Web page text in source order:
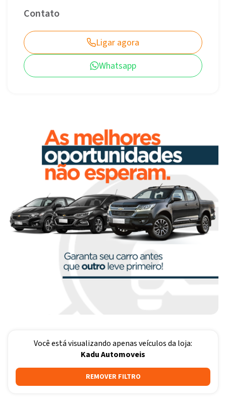
Contato
Ligar agora
Whatsapp
Você está visualizando apenas veículos da loja:
Kadu Automoveis
REMOVER FILTRO